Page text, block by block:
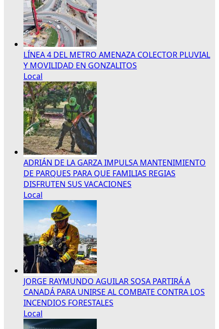
LÍNEA 4 DEL METRO AMENAZA COLECTOR PLUVIAL
Y MOVILIDAD EN GONZALITOS
Local
ADRIÁN DE LA GARZA IMPULSA MANTENIMIENTO
DE PARQUES PARA QUE FAMILIAS REGIAS
DISFRUTEN SUS VACACIONES
Local
JORGE RAYMUNDO AGUILAR SOSA PARTIRÁ A
CANADÁ PARA UNIRSE AL COMBATE CONTRA LOS
INCENDIOS FORESTALES
Local